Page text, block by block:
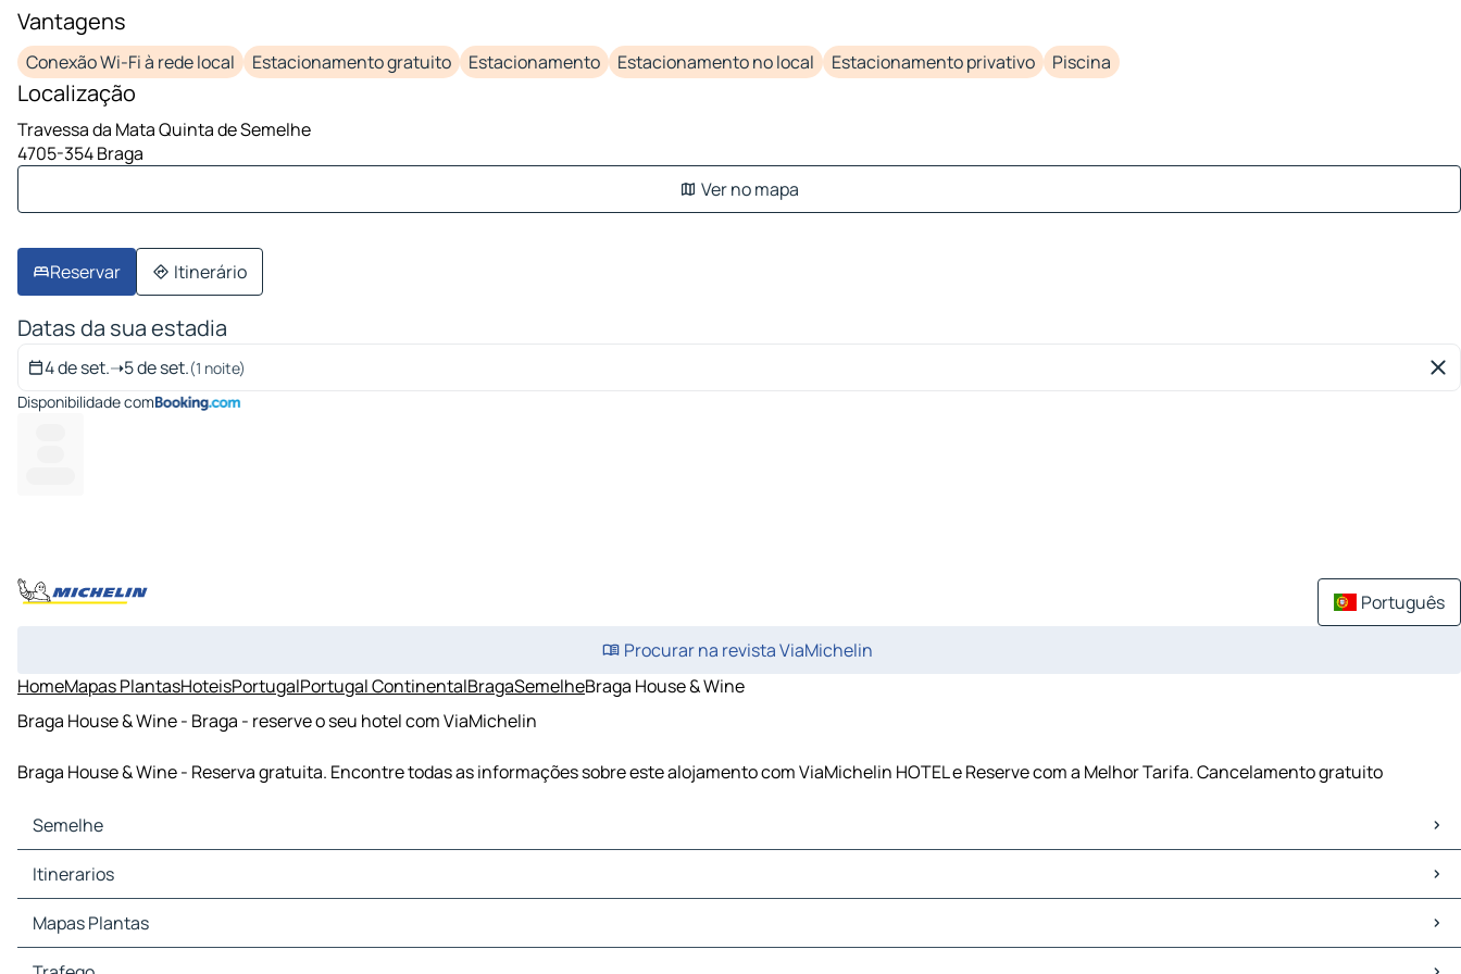
1 imagem em 10
Vantagens
Conexão Wi-Fi à rede local Estacionamento gratuito Estacionamento Estacionamento no local Estacionamento privativo Piscina
Localização
Travessa da Mata Quinta de Semelhe
4705-354 Braga
Ver no mapa
Reservar Itinerário
Datas da sua estadia
4 de set.➝5 de set.(1 noite)
Disponibilidade com
Português
Procurar na revista ViaMichelin
HomeMapas PlantasHoteisPortugalPortugal ContinentalBragaSemelheBraga House & Wine
Braga House & Wine - Braga - reserve o seu hotel com ViaMichelin
Braga House & Wine - Reserva gratuita. Encontre todas as informações sobre este alojamento com ViaMichelin HOTEL e Reserve com a Melhor Tarifa. Cancelamento gratuito
Semelhe
Semelhe Mapas Plantas
Semelhe Trafego
Semelhe Hoteis
Semelhe Restaurantes
Itinerarios
Itinerarios Semelhe - Braga
Itinerarios Semelhe - Viana do Castelo
Itinerarios Semelhe - Barcelos
Mapas Plantas
Mapas Plantas Braga